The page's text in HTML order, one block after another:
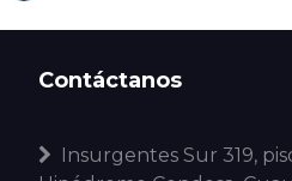
Contáctanos
Insurgentes Sur 319,